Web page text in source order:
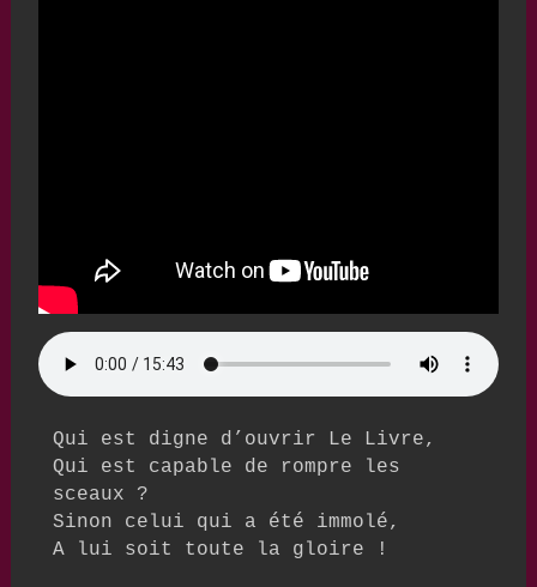
Qui est digne d’ouvrir Le Livre,
Qui est capable de rompre les
sceaux ?
Sinon celui qui a été immolé,
A lui soit toute la gloire !